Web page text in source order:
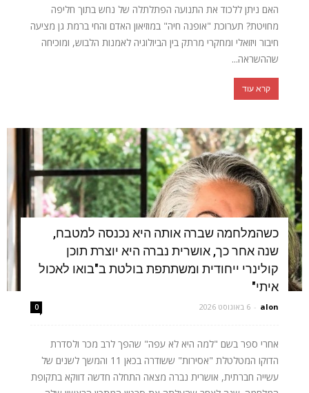
האם ניתן ללכוד את התנועה הפתלתלה של נחש בתוך חליפה
מחויטת? תערוכת "אופנה חיה" במוזיאון האדם והחי ברמת גן מציעה
חיבור ויזואלי ומחקרי מרתק בין הביולוגיה לאמנות הלבוש, ומוכיחה
שההשראה...
קרא עוד
כשהמלחמה שברה אותה היא נכנסה למטבח,
שנה אחר כך, אושרית נברה היא יוצרת תוכן
קולינרי ייחודית ומשתתפת בולטת ב"בואו לאכול
איתי"
alon
- 6 באוגוסט 2026 0
אחרי ספר בשם "למה היא לא עפה" שהפך לרב מכר ולסדרת
הדוקו המטלטלת "אסירות" ששודרה בכאן 11 והמשך לשנים של
עשייה חברתית, אושרית נברה מצאה התחלה חדשה דווקא בתקופת